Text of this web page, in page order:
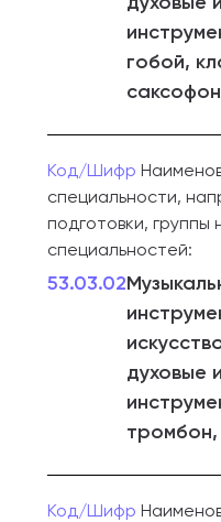
гобой,
Код/Шифр
специальности,
подготовки, группы
специальностей:
53.03.02
духовые
Код/Шифр